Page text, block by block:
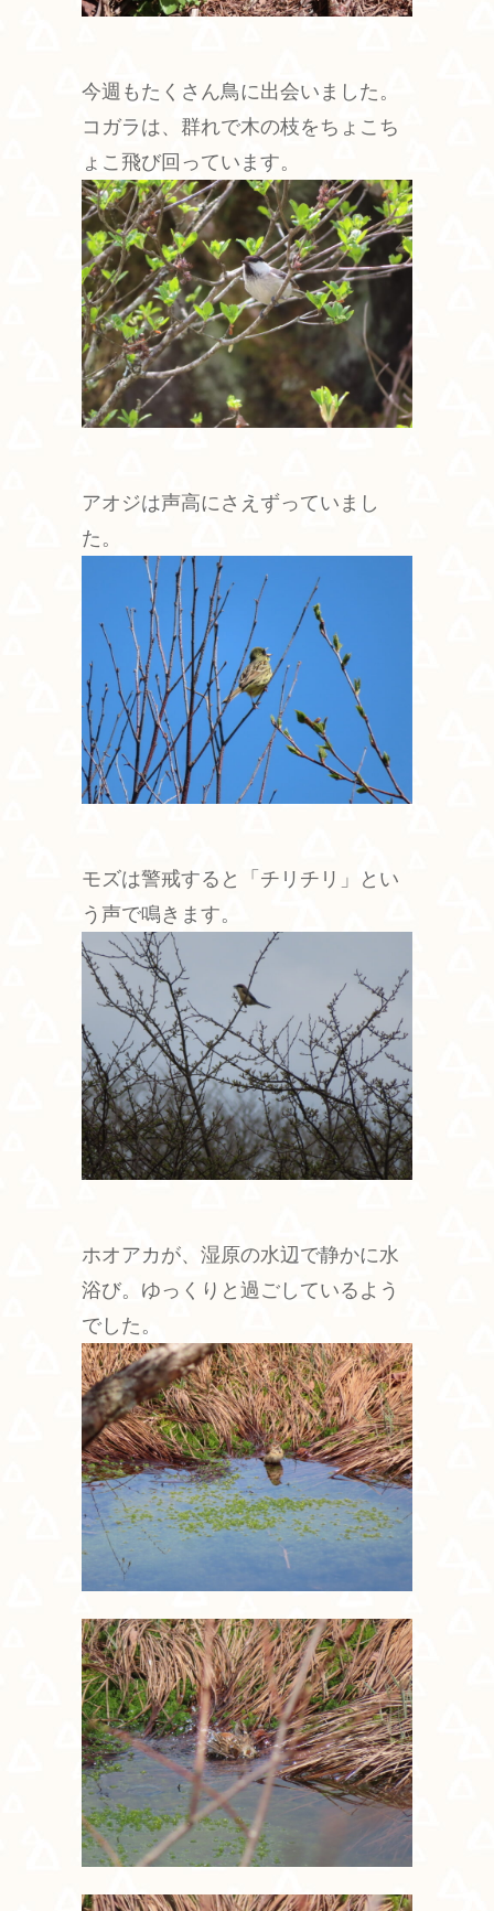
今週もたくさん鳥に出会いました。
コガラは、群れで木の枝をちょこち
ょこ飛び回っています。
アオジは声高にさえずっていまし
た。
モズは警戒すると「チリチリ」とい
う声で鳴きます。
ホオアカが、湿原の水辺で静かに水
浴び。ゆっくりと過ごしているよう
でした。